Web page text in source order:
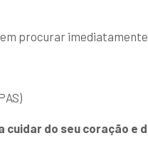
procurar
cuidar do seu coração e